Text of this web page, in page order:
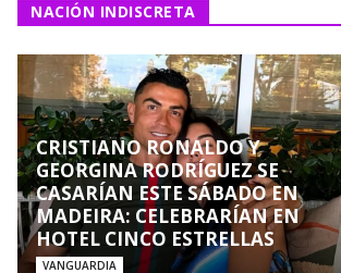
NACIÓN INDISCRETA
CRISTIANO RONALDO Y
GEORGINA RODRÍGUEZ SE
CASARÍAN ESTE SÁBADO EN
MADEIRA: CELEBRARÍAN EN
HOTEL CINCO ESTRELLAS
VANGUARDIA